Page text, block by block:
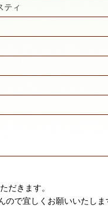
ティ
だきます。
で宜しくお願いいたしま